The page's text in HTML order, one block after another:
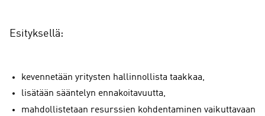
Esityksellä:
kevennetään yritysten hallinnollista taakkaa,
lisätään sääntelyn ennakoitavuutta,
mahdollistetaan resurssien kohdentaminen vaikuttavaan